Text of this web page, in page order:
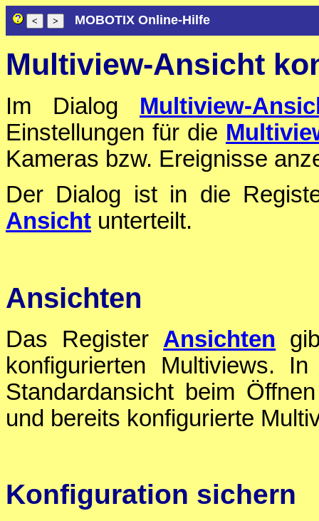
MOBOTIX Online-Hilfe
Multiview-Ansicht
Im Dialog Multiview-
Einstellungen für die
Kameras bzw. Ereignisse
Der Dialog ist in die
Ansicht unterteilt.
Ansichten
Das Register Ansichten
konfigurierten Multiviews.
Standardansicht beim
und bereits konfigurierte
Konfiguration sichern